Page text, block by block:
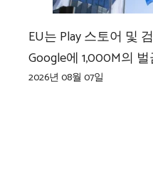
EU는 Play 스토어 및
Google에 1,000M의
2026년 08월 07일